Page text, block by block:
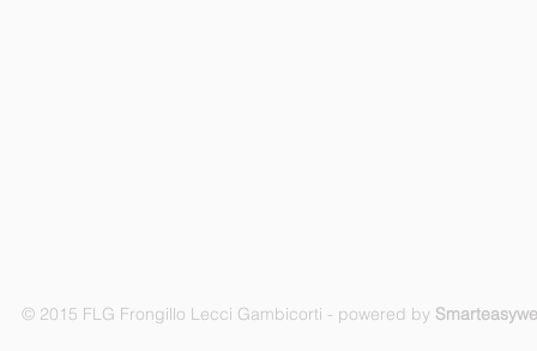
© 2015 FLG Frongillo Lecci Gambicorti - powered by